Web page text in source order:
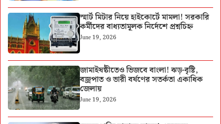
স্মার্ট মিটার নিয়ে হাইকোর্টে মামলা! সরকারি
কর্মীদের বাধ্যতামূলক নির্দেশে প্রশ্নচিহ্ন
June 19, 2026
জামাইষষ্ঠীতেও ভিজবে বাংলা! ঝড়-বৃষ্টি,
বজ্রপাত ও ভারী বর্ষণের সতর্কতা একাধিক
জেলায়
June 19, 2026